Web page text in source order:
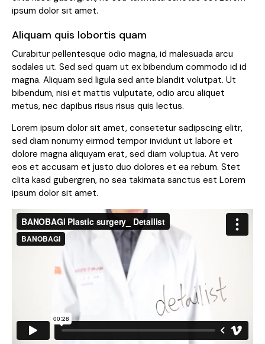
ipsum dolor sit amet.
Aliquam quis lobortis quam
Curabitur pellentesque odio magna, id malesuada arcu
sodales ut. Sed sed quam ut ex bibendum commodo id id
magna. Aliquam sed ligula sed ante blandit volutpat. Ut
bibendum, nisi et mattis vulputate, odio arcu aliquet
metus, nec dapibus risus risus quis lectus.
Lorem ipsum dolor sit amet, consetetur sadipscing elitr,
sed diam nonumy eirmod tempor invidunt ut labore et
dolore magna aliquyam erat, sed diam voluptua. At vero
eos et accusam et justo duo dolores et ea rebum. Stet
clita kasd gubergren, no sea takimata sanctus est Lorem
ipsum dolor sit amet.